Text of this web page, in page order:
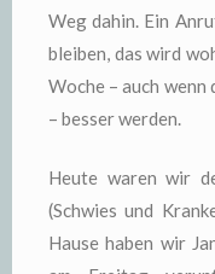
Weg dahin. Ein
bleiben, das wird
Woche – auch wenn
– besser werden.
Heute waren wir
(Schwies und
Hause haben wir